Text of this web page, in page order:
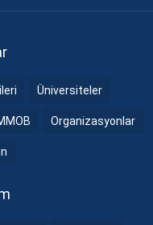
Üniversiteler
Organizasyonlar